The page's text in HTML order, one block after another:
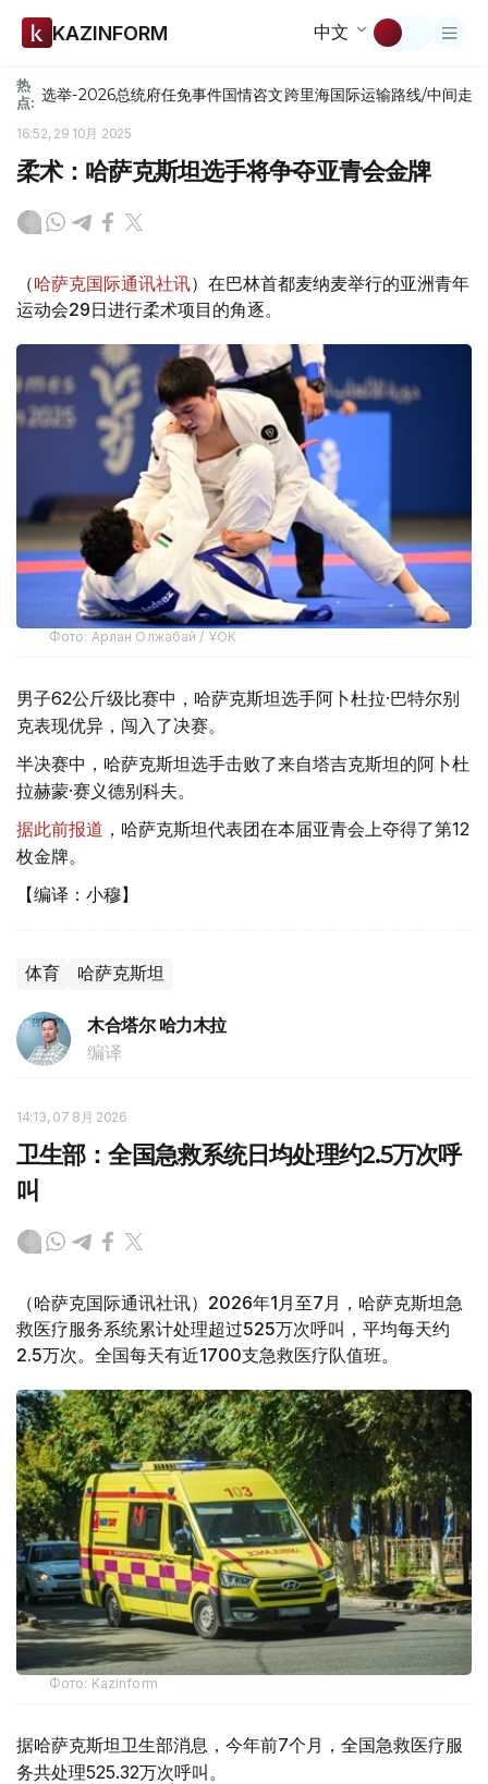
KAZINFORM 中文
热
点: 选举-2026总统府任免事件国情咨文跨里海国际运输路线/中间走廊
16:52, 29 10月 2025
柔术：哈萨克斯坦选手将争夺亚青会金牌
（哈萨克国际通讯社讯）在巴林首都麦纳麦举行的亚洲青年
运动会29日进行柔术项目的角逐。
Фото: Арлан Олжабай / ҰОК
男子62公斤级比赛中，哈萨克斯坦选手阿卜杜拉·巴特尔别
克表现优异，闯入了决赛。
半决赛中，哈萨克斯坦选手击败了来自塔吉克斯坦的阿卜杜
拉赫蒙·赛义德别科夫。
据此前报道 ，哈萨克斯坦代表团在本届亚青会上夺得了第12
枚金牌。
【编译：小穆】
体育 哈萨克斯坦
木合塔尔 哈力木拉
编译
14:13, 07 8月 2026
卫生部：全国急救系统日均处理约2.5万次呼
叫
（哈萨克国际通讯社讯）2026年1月至7月，哈萨克斯坦急
救医疗服务系统累计处理超过525万次呼叫，平均每天约
2.5万次。全国每天有近1700支急救医疗队值班。
Фото: Kazinform
据哈萨克斯坦卫生部消息，今年前7个月，全国急救医疗服
务共处理525.32万次呼叫。